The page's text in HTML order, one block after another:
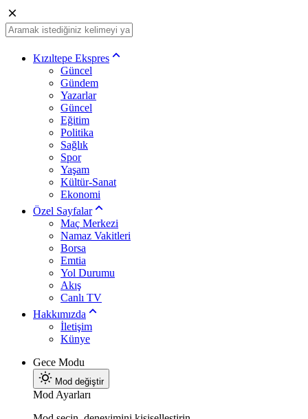
Kızıltepe Ekspres
Güncel
Gündem
Yazarlar
Güncel
Eğitim
Politika
Sağlık
Spor
Yaşam
Kültür-Sanat
Ekonomi
Özel Sayfalar
Maç Merkezi
Namaz Vakitleri
Borsa
Emtia
Yol Durumu
Akış
Canlı TV
Hakkımızda
İletişim
Künye
Gece Modu
Mod değiştir
Mod Ayarları